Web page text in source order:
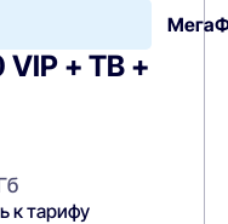
+ ТВ +
к тарифу